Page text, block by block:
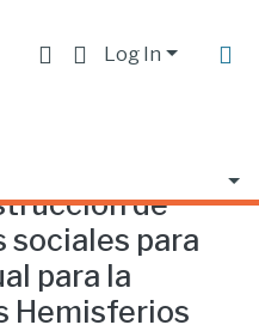
Log In
de
sociales para
para la
Hemisferios